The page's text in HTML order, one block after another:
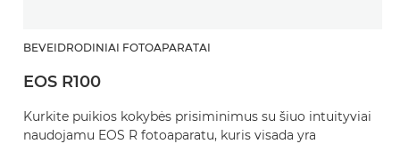
BEVEIDRODINIAI FOTOAPARATAI
EOS R100
Kurkite puikios kokybės prisiminimus su šiuo intuityviai
naudojamu EOS R fotoaparatu, kuris visada yra